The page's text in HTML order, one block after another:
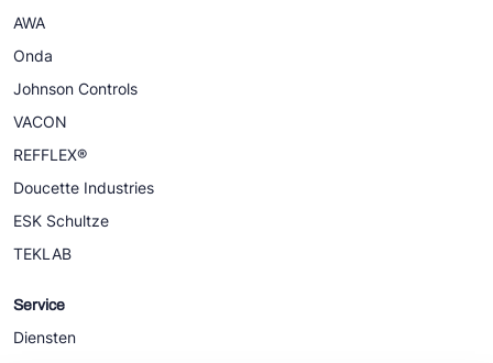
AWA
Onda
Johnson Controls
VACON
REFFLEX®
Doucette Industries
ESK Schultze
TEKLAB
Service
Diensten